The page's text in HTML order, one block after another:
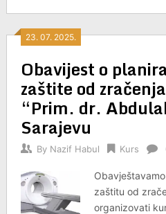
23. 07. 2025.
Obavijest o
zaštite od
“Prim. dr.
Sarajevu
By Nazif Habul Kurs
zaštitu od
organizovati